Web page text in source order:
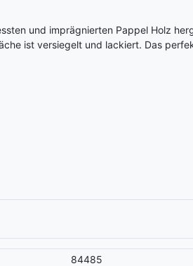
und imprägnierten Pappel Holz
ist versiegelt und lackiert. Das
84485